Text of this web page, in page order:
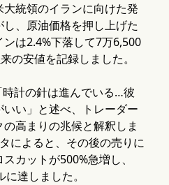
大統領のイランに向けた発
、原油価格を押し上げた
は2.4%下落して7万6,500
の安値を記録しました。
時計の針は進んでいる…彼
い」と述べ、トレーダー
高まりの兆候と解釈しま
によると、その後の売りに
カットが500%急増し、
達しました。